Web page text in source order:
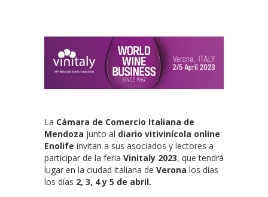
La Cámara de Comercio Italiana de
Mendoza junto al diario vitivinícola online
Enolife invitan a sus asociados y lectores a
participar de la feria Vinitaly 2023, que tendrá
lugar en la ciudad italiana de Verona los días
los días 2, 3, 4 y 5 de abril.